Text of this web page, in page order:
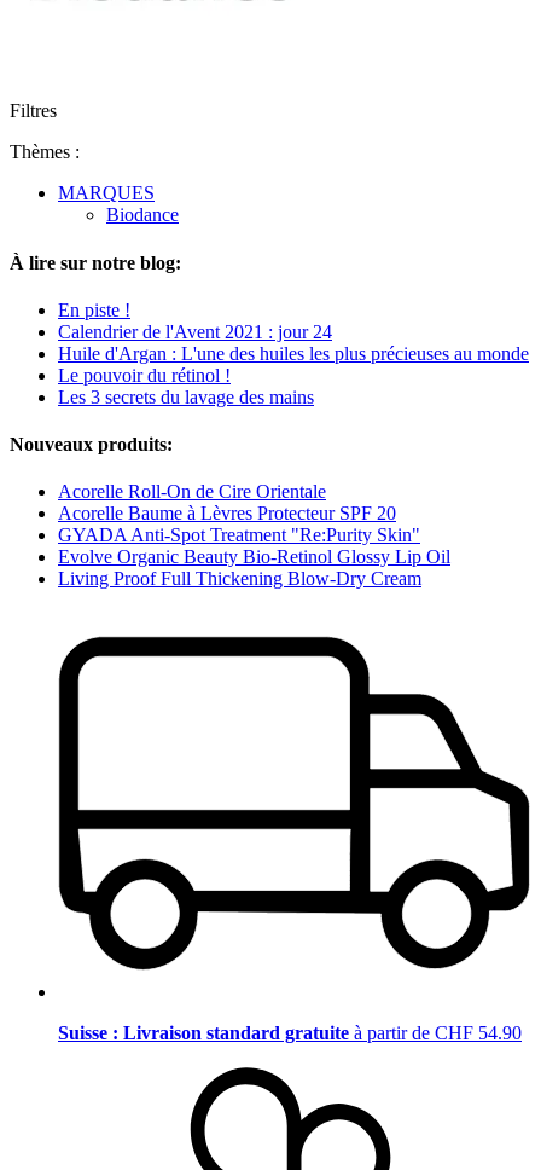
Filtres
Thèmes :
MARQUES
Biodance
À lire sur notre blog:
En piste !
Calendrier de l'Avent 2021 : jour 24
Huile d'Argan : L'une des huiles les plus précieuses au monde
Le pouvoir du rétinol !
Les 3 secrets du lavage des mains
Nouveaux produits:
Acorelle Roll-On de Cire Orientale
Acorelle Baume à Lèvres Protecteur SPF 20
GYADA Anti-Spot Treatment "Re:Purity Skin"
Evolve Organic Beauty Bio-Retinol Glossy Lip Oil
Living Proof Full Thickening Blow-Dry Cream
Suisse : Livraison standard gratuite à partir de CHF 54.90